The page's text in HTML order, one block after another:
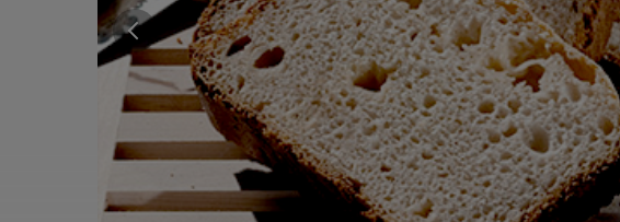
電気ケトル
すべての電気ケトル
圧力鍋・電気圧力鍋
すべての圧力鍋・電気圧力鍋
電気ケトル一覧
すべての電気ケトル一覧
圧力鍋・電気圧力鍋一覧
すべての圧力鍋・電気圧力鍋一覧
ドリンクウェ
キッチンツール
カトラリー一覧
炊飯器一覧
すべての炊飯器